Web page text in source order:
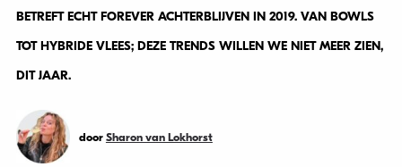
BETREFT ECHT FOREVER ACHTERBLIJVEN IN 2019. VAN BOWLS
TOT HYBRIDE VLEES; DEZE TRENDS WILLEN WE NIET MEER ZIEN,
DIT JAAR.
door Sharon van Lokhorst